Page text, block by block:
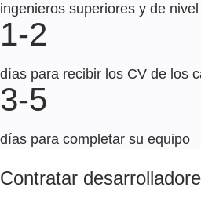
ingenieros superiores y de
1-2
días para recibir los CV de los
3-5
días para completar su equipo
Contratar